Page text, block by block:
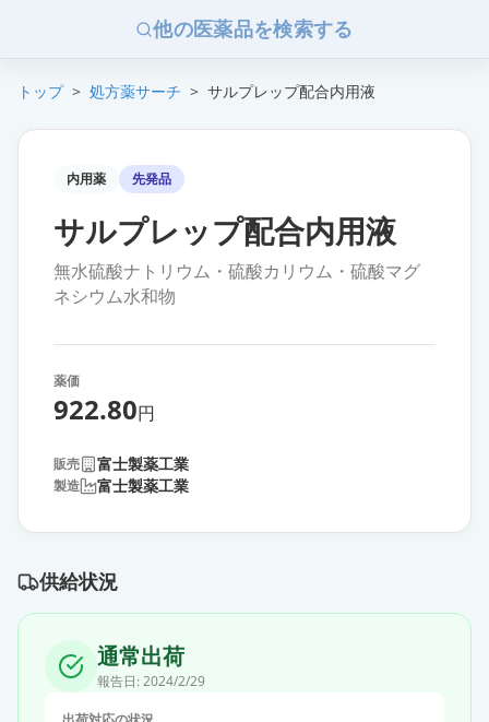
他の医薬品を検索する
トップ > 処方薬サーチ > サルプレップ配合内用液
内用薬 先発品
サルプレップ配合内用液
無水硫酸ナトリウム・硫酸カリウム・硫酸マグ
ネシウム水和物
薬価
922.80円
販売 富士製薬工業
製造 富士製薬工業
供給状況
通常出荷
報告日: 2024/2/29